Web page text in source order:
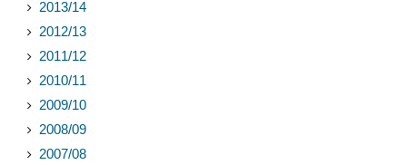
2013/14
2012/13
2011/12
2010/11
2009/10
2008/09
2007/08